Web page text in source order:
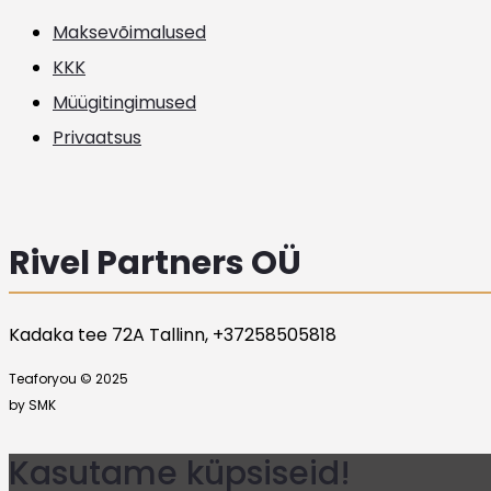
Maksevõimalused
KKK
Müügitingimused
Privaatsus
Rivel Partners OÜ
Kadaka tee 72A Tallinn, +37258505818
Teaforyou © 2025
by SMK
Kasutame küpsiseid!